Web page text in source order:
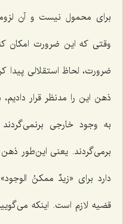
براى محمول نیست و آن
وقتى که این ضرورت امكان
ضرورت، لحاظ استقلالى پیدا
ذهن این را مدنظر قرار
به وجود خارجى
برمى‌گردند. یعنى این‌طور
دارد براى «زیدٌ ممكنُ الوجود
قضیه لازم است. اینكه